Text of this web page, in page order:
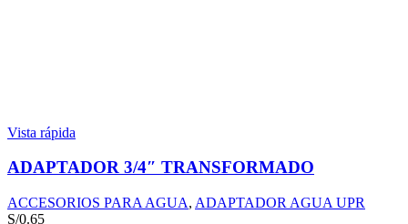
Vista rápida
ADAPTADOR 3/4″ TRANSFORMADO
ACCESORIOS PARA AGUA, ADAPTADOR AGUA UPR
S/0.65